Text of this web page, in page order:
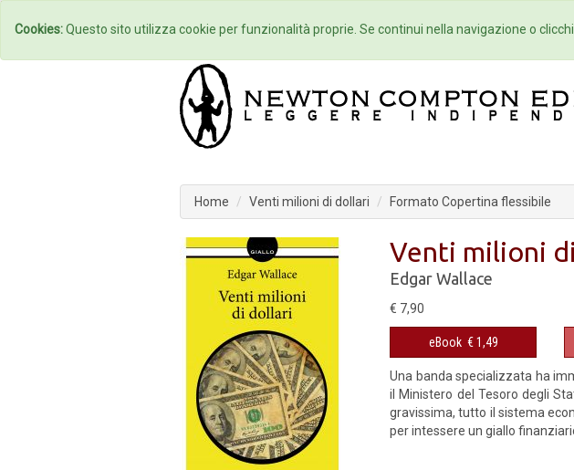
Home Autori Eventi
Home Venti milioni di dollari Formato Copertina flessibile
Venti milioni
Edgar Wallace
€ 7,90
eBook € 1,49
Una banda specializzata ha
il Ministero del Tesoro degli
gravissima, tutto il sistema
per intessere un giallo
Cookies:Questo sito utilizza cookie per funzionalità proprie. Se continui nella navigazione o